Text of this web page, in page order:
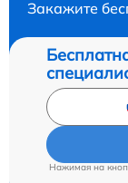
Закажите
Нажимая на